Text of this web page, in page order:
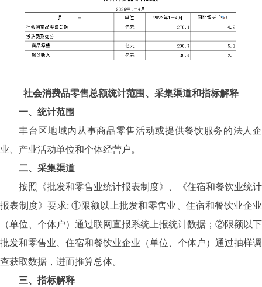
社会消费品零售总额统计范围、采集渠道和指标解释
一、统计范围
丰台区地域内从事商品零售活动或提供餐饮服务的法人企
业 、产业活动单位和个体经营户。
二、采集渠道
按照《批发和零售业统计报表制度》、《住宿和餐饮业统计
报表制度》要求:①限额以上批发和零售业、住宿和餐饮业企业
（单位 个体户） 通过联网直报系统上报统计数据； ②限额以下
批发和零售业、住宿和餐饮业企业（单位 个体户） 通过抽样调
查获取数据，进而推算总体。
三、指标解释